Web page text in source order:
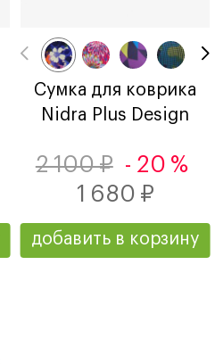
Сумка для коврика
Nidra Plus Design
2 100 ₽ - 20 %
1 680 ₽
добавить в корзину